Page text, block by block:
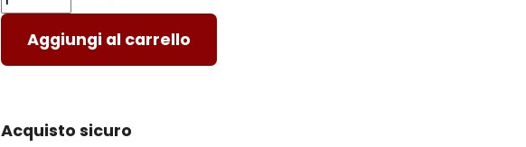
IGP
SORRENTO
quantità
Aggiungi al carrello
Acquisto sicuro